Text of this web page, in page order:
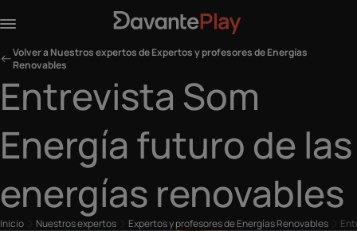
Volver a Nuestros expertos de Expertos y profesores de Energías
Renovables
Entrevista Som
Energía futuro de las
energías renovables
Inicio Nuestros expertos Expertos y profesores de Energías Renovables